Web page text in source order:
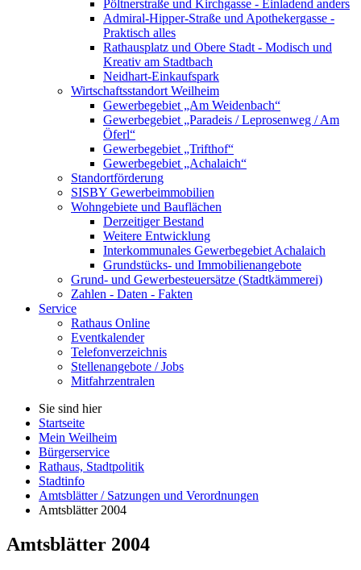
Pöltnerstraße und Kirchgasse - Einladend anders
Admiral-Hipper-Straße und Apothekergasse -
Praktisch alles
Rathausplatz und Obere Stadt - Modisch und
Kreativ am Stadtbach
Neidhart-Einkaufspark
Wirtschaftsstandort Weilheim
Gewerbegebiet „Am Weidenbach“
Gewerbegebiet „Paradeis / Leprosenweg / Am
Öferl“
Gewerbegebiet „Trifthof“
Gewerbegebiet „Achalaich“
Standortförderung
SISBY Gewerbeimmobilien
Wohngebiete und Bauflächen
Derzeitiger Bestand
Weitere Entwicklung
Interkommunales Gewerbegebiet Achalaich
Grundstücks- und Immobilienangebote
Grund- und Gewerbesteuersätze (Stadtkämmerei)
Zahlen - Daten - Fakten
Service
Rathaus Online
Eventkalender
Telefonverzeichnis
Stellenangebote / Jobs
Mitfahrzentralen
Sie sind hier
Startseite
Mein Weilheim
Bürgerservice
Rathaus, Stadtpolitik
Stadtinfo
Amtsblätter / Satzungen und Verordnungen
Amtsblätter 2004
Amtsblätter 2004